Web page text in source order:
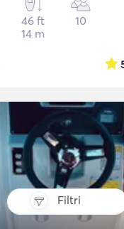
Filtri
46 ft
14 m
10